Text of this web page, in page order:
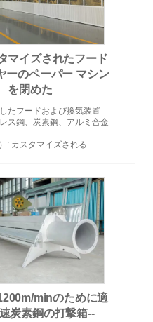
機械
マイズされたフード
ーのペーパー マシン
を閉めた
たフードおよび換気装置
ス鋼、炭素鋼、アルミ合金
: カスタマイズされる
minのために適
炭素鋼の打撃箱--